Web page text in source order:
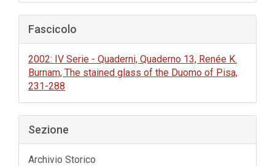
Fascicolo
2002: IV Serie - Quaderni, Quaderno 13, Renée K.
Burnam, The stained glass of the Duomo of Pisa,
231-288
Sezione
Archivio Storico